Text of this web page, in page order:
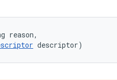
reason,
descriptor)